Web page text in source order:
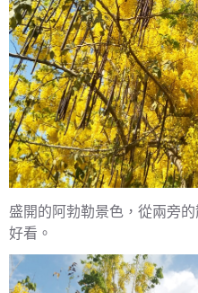
盛開的阿勃勒景色，從兩旁
好看。